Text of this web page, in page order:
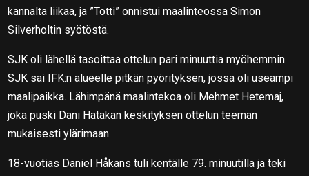
kannalta liikaa, ja ”Totti” onnistui maalinteossa Simon
Silverholtin syötöstä.
SJK oli lähellä tasoittaa ottelun pari minuuttia myöhemmin.
SJK sai IFK:n alueelle pitkän pyörityksen, jossa oli useampi
maalipaikka. Lähimpänä maalintekoa oli Mehmet Hetemaj,
joka puski Dani Hatakan keskityksen ottelun teeman
mukaisesti ylärimaan.
18-vuotias Daniel Håkans tuli kentälle 79. minuutilla ja teki